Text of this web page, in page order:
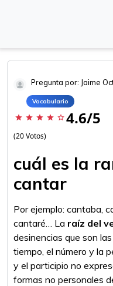
Pregunta por: Jaime
Vocabulario
star star star star star_border 4.6/5
(20 Votos)
cuál es la
cantar
Por ejemplo: cantaba,
cantaré… La raíz del
desinencias que son
tiempo, el número y la
y el participio no
formas no personales